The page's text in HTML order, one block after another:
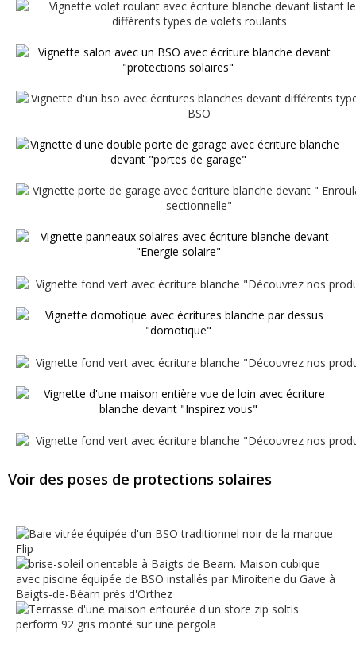
Voir des poses de protections solaires